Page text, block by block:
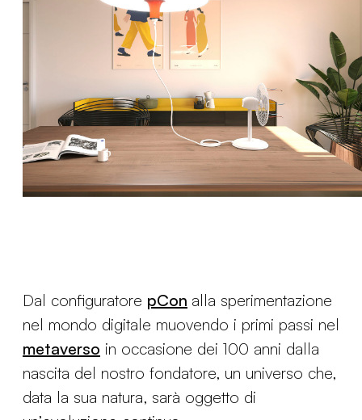
Dal configuratore pCon alla sperimentazione
nel mondo digitale muovendo i primi passi nel
metaverso in occasione dei 100 anni dalla
nascita del nostro fondatore, un universo che,
data la sua natura, sarà oggetto di